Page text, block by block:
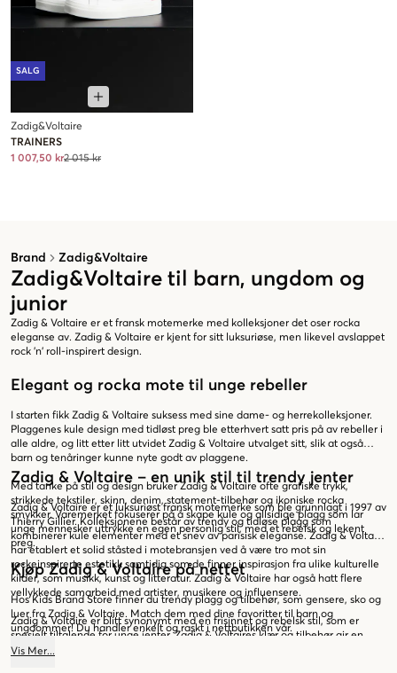
Brand Zadig&Voltaire
Zadig&Voltaire til barn, ungdom og
junior
Zadig & Voltaire er et fransk motemerke med kolleksjoner det oser rocka
eleganse av. Zadig & Voltaire er kjent for sitt luksuriøse, men likevel avslappet
rock 'n' roll-inspirert design.
Elegant og rocka mote til unge rebeller
I starten fikk Zadig & Voltaire suksess med sine dame- og herrekolleksjoner.
Plaggenes kule design med tidløst preg ble etterhvert satt pris på av rebeller i
alle aldre, og litt etter litt utvidet Zadig & Voltaire utvalget sitt, slik at også
barn og tenåringer kunne nyte godt av plaggene.
Med tanke på stil og design bruker Zadig & Voltaire ofte grafiske trykk,
strikkede tekstiler, skinn, denim, statement-tilbehør og ikoniske rocka
smykker. Varemerket fokuserer på å skape kule og allsidige plagg som lar
unge mennesker uttrykke en egen personlig stil, med et rebelsk og lekent
preg.
Zadig & Voltaire – en unik stil til trendy jenter
Zadig & Voltaire er et luksuriøst fransk motemerke som ble grunnlagt i 1997 av
Thierry Gillier. Kolleksjonene består av trendy og tidløse plagg som
kombinerer kule elementer med et snev av parisisk eleganse. Zadig & Voltaire
har etablert et solid ståsted i motebransjen ved å være tro mot sin
rockeinspirerte estetikk samtidig som de finner inspirasjon fra ulike kulturelle
kilder, som musikk, kunst og litteratur. Zadig & Voltaire har også hatt flere
vellykkede samarbeid med artister, musikere og influensere.
Zadig & Voltaire er blitt synonymt med en frisinnet og rebelsk stil, som er
spesielt tiltalende for unge jenter. Zadig & Voltaires klær og tilbehør gir en
følelse av individualitet, det oppmuntrer barn og unge til å omfavne og styrke
Kjøp Zadig & Voltaire på nettet
Hos Kids Brand Store finner du trendy plagg og tilbehør, som gensere, sko og
luer fra Zadig & Voltaire. Match dem med dine favoritter til barn og
ungdommer! Du handler enkelt og raskt i nettbutikken vår.
Vis Mer...
SALG
Zadig&Voltaire
TRAINERS
1 007,50 kr2 015 kr